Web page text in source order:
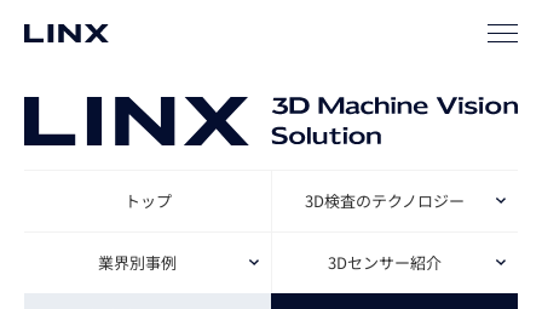
トップ 3D検査のテクノロジー
業界別事例 3Dセンサー紹介